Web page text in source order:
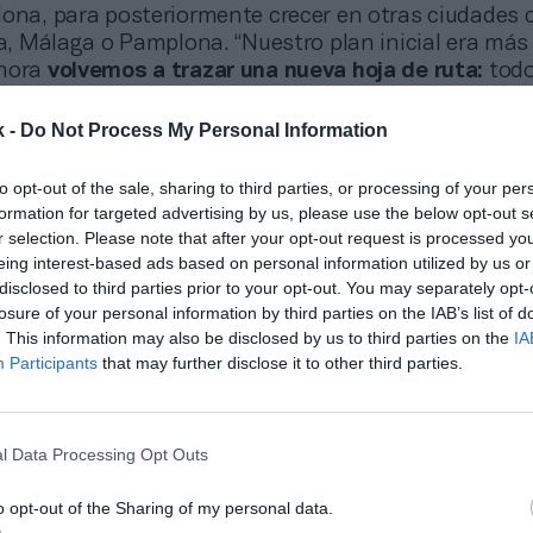
- Do Not Process My Personal Information
opt-out of the sale, sharing to third parties, or processing of your
for targeted advertising by us, please use the below opt-out
selection. Please note that after your opt-out request is processed
interest-based ads based on personal information utilized by us
to third parties prior to your opt-out. You may separately
of your personal information by third parties on the IAB’s list of
This information may also be disclosed by us to third parties on the
Participants that may further disclose it to other third parties.
Data Processing Opt Outs
opt-out of the Sharing of my personal data.
para posteriormente crecer en otras ciudades
Málaga o Pamplona. “Nuestro plan inicial era más
volvemos a trazar una nueva hoja de ruta:
los dos fundadores.
que conecta con una nueva forma de
es una evolución natural del proyecto y una
más lejos”, afirma Llopart. La compañía
con más de 170.000 accesos en 2025 .
tiempo, pero necesitábamos un periodo de
con fondos propios y con una ronda, pero es algo
que requiere este negocio. Ahora, tiene todo
Studios.
semanal PRO